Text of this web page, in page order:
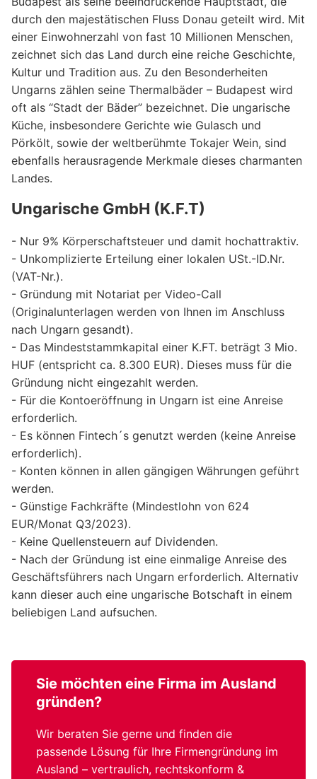
durch den majestätischen Fluss Donau geteilt wird. Mit
einer Einwohnerzahl von fast 10 Millionen Menschen,
zeichnet sich das Land durch eine reiche Geschichte,
Kultur und Tradition aus. Zu den Besonderheiten
Ungarns zählen seine Thermalbäder – Budapest wird
oft als “Stadt der Bäder” bezeichnet. Die ungarische
Küche, insbesondere Gerichte wie Gulasch und
Pörkölt, sowie der weltberühmte Tokajer Wein, sind
ebenfalls herausragende Merkmale dieses charmanten
Landes.
Ungarische GmbH (K.F.T)
- Nur 9% Körperschaftsteuer und damit hochattraktiv.
- Unkomplizierte Erteilung einer lokalen USt.-ID.Nr.
(VAT-Nr.).
- Gründung mit Notariat per Video-Call
(Originalunterlagen werden von Ihnen im Anschluss
nach Ungarn gesandt).
- Das Mindeststammkapital einer K.FT. beträgt 3 Mio.
HUF (entspricht ca. 8.300 EUR). Dieses muss für die
Gründung nicht eingezahlt werden.
- Für die Kontoeröffnung in Ungarn ist eine Anreise
erforderlich.
- Es können Fintech´s genutzt werden (keine Anreise
erforderlich).
- Konten können in allen gängigen Währungen geführt
werden.
- Günstige Fachkräfte (Mindestlohn von 624
EUR/Monat Q3/2023).
- Keine Quellensteuern auf Dividenden.
- Nach der Gründung ist eine einmalige Anreise des
Geschäftsführers nach Ungarn erforderlich. Alternativ
kann dieser auch eine ungarische Botschaft in einem
beliebigen Land aufsuchen.
Sie möchten eine Firma im Ausland
gründen?
Wir beraten Sie gerne und finden die
passende Lösung für Ihre Firmengründung im
Ausland – vertraulich, rechtskonform &